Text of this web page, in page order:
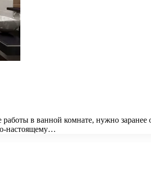
в ванной комнате, нужно
настоящему…